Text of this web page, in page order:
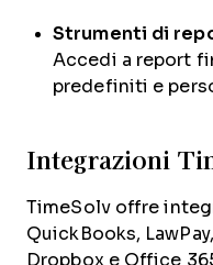
Strumenti di
Accedi a report
predefiniti e
Integrazioni
TimeSolv offre
QuickBooks,
Dropbox e Office